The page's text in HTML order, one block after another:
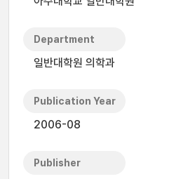
Department
일반대학원 의학과
Publication Year
2006-08
Publisher